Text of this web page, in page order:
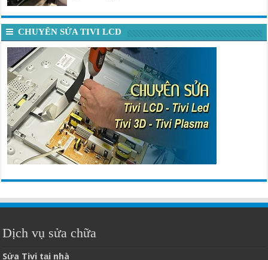
CHUYÊN SỬA TIVI LCD
Dịch vụ sửa chữa
Sửa Tivi tại nhà